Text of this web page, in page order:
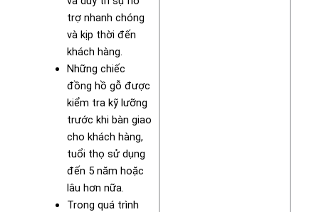
trợ nhanh chóng
và kịp thời đến
khách hàng.
Những chiếc
đồng hồ gỗ được
kiểm tra kỹ lưỡng
trước khi bàn giao
cho khách hàng,
tuổi thọ sử dụng
đến 5 năm hoặc
lâu hơn nữa.
Trong quá trình